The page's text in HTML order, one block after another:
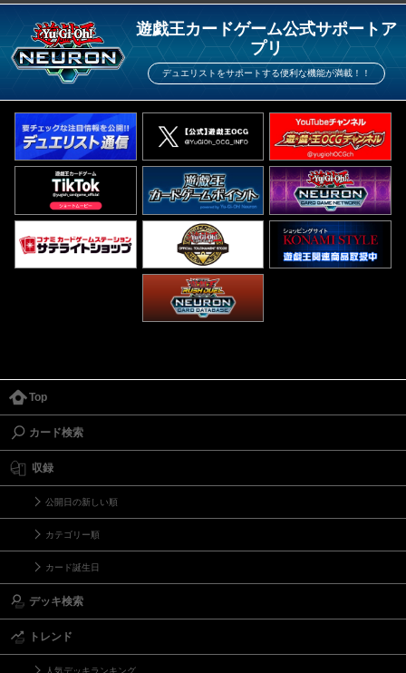
遊戯王カードゲーム公式サポートア
プリ
デュエリストをサポートする便利な機能が満載！！
Top
カード検索
収録
公開日の新しい順
カテゴリー順
カード誕生日
デッキ検索
トレンド
人気デッキランキング